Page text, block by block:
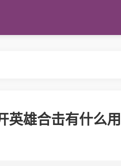
英雄合击有什么用